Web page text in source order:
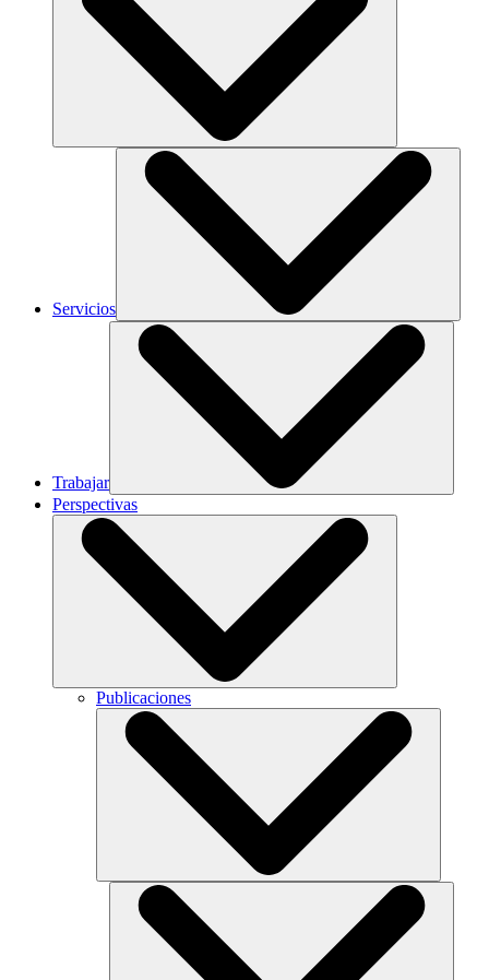
Servicios
Trabajar
Perspectivas
Publicaciones